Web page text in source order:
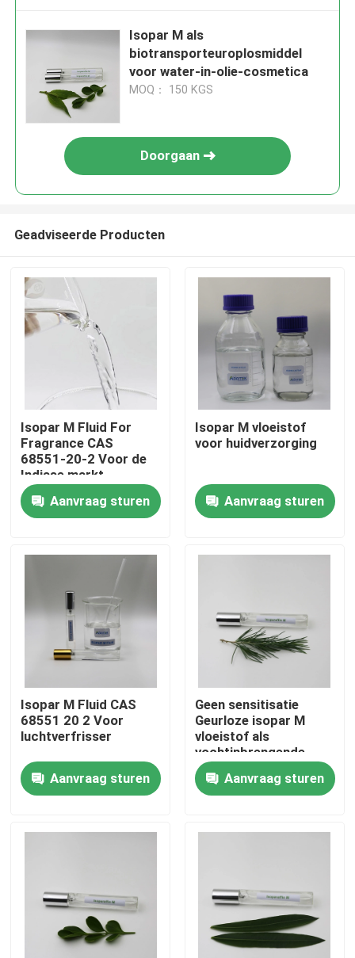
Huis
video's
Ongeveer ons
Fabrieksreis
Contacteer ons
Gevallen
Isoparaffinvloeistof
Isopar M als
biotransporteuroplosmiddel
voor water-in-olie-cosmetica
MOQ： 150 KGS
Doorgaan
Geadviseerde Producten
Isopar M Fluid For
Fragrance CAS
68551-20-2 Voor de
Indiase markt
Aanvraag sturen
Isopar M vloeistof
voor huidverzorging
Aanvraag sturen
Isopar M Fluid CAS
68551 20 2 Voor
luchtverfrisser
Aanvraag sturen
Geen sensitisatie
Geurloze isopar M
vloeistof als
vochtinbrengende
crème voor cosmetica
Aanvraag sturen